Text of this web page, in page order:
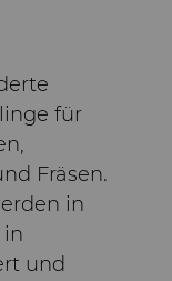
für
Fräsen.
in
in
und